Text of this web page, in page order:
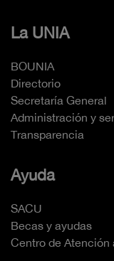
La UNIA
BOUNIA
Directorio
Secretaría General
Administración y
Transparencia
Ayuda
SACU
Becas y ayudas
Centro de Atención